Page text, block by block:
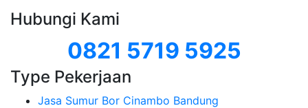
Hubungi Kami
0821 5719 5925
Type Pekerjaan
Jasa Sumur Bor Cinambo Bandung